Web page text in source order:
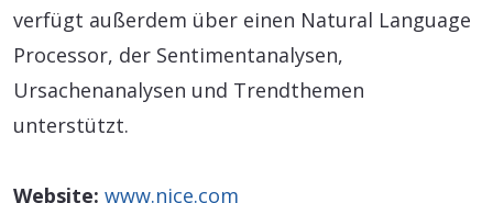
verfügt außerdem über einen Natural Language
Processor, der Sentimentanalysen,
Ursachenanalysen und Trendthemen
unterstützt.
Website: www.nice.com